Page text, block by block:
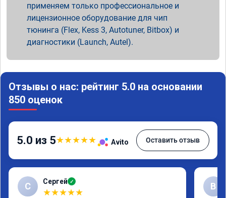
применяем только профессиональное и
лицензионное оборудование для чип
тюнинга (Flex, Kess 3, Autotuner, Bitbox) и
диагностики (Launch, Autel).
Отзывы о нас: рейтинг 5.0 на основании
850 оценок
5.0 из 5★★★★★ Avito Оставить отзыв
С Сергей ✓
★★★★★
В